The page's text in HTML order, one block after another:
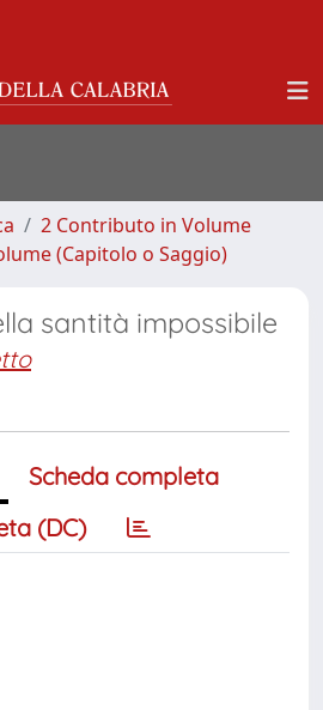
2 Contributo in Volume
(Capitolo o Saggio)
santità impossibile
Scheda completa
(DC)